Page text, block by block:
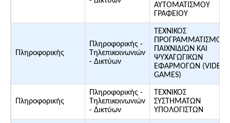
ΑΥΤΟΜΑΤΙΣΜΟΥ
ΓΡΑΦΕΙΟΥ
Πληροφορικής
Πληροφορικής -
Τηλεπικοινωνιών
- Δικτύων
ΤΕΧΝΙΚΟΣ
ΠΡΟΓΡΑΜΜΑΤΙΣΜΟΥ
ΠΑΙΧΝΙΔΙΩΝ ΚΑΙ
ΨΥΧΑΓΩΓΙΚΩΝ
ΕΦΑΡΜΟΓΩΝ (VIDEO
GAMES)
Πληροφορικής
Πληροφορικής -
Τηλεπικοινωνιών
- Δικτύων
ΤΕΧΝΙΚΟΣ
ΣΥΣΤΗΜΑΤΩΝ
ΥΠΟΛΟΓΙΣΤΩΝ